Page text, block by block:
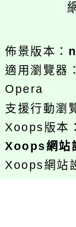
佈景版本：
適用瀏覽
Opera
支援行動瀏
Xoops版本：
Xoops網站
Xoops網站